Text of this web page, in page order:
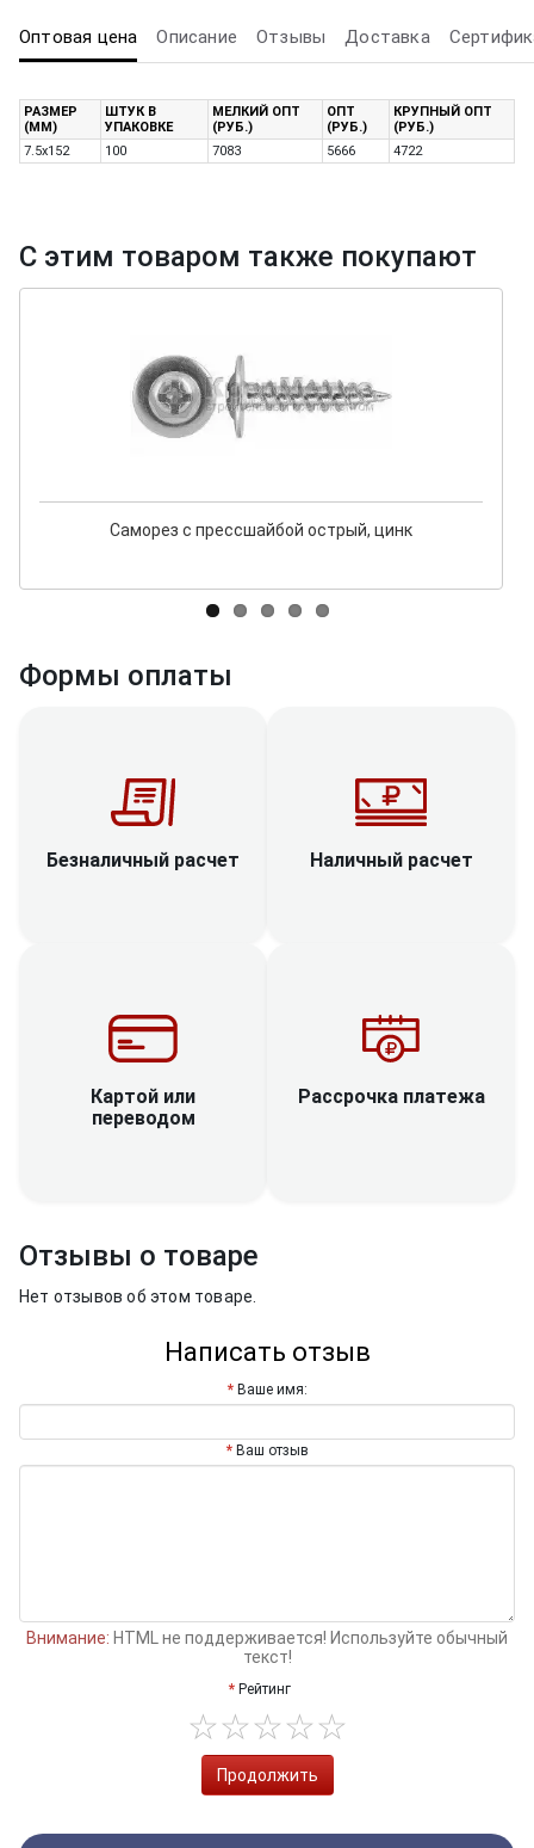
Оптовая цена Описание Отзывы Доставка
РАЗМЕР
(ММ)
ШТУК В
УПАКОВКЕ
МЕЛКИЙ ОПТ
(РУБ.)
ОПТ
(РУБ.)
КРУПНЫЙ ОПТ
(РУБ.)
7.5х152
100 7083 5666 4722
С этим товаром также покупают
Саморез с прессшайбой острый, цинк
Формы оплаты
Безналичный расчет Наличный расчет
Картой или
переводом
Рассрочка платежа
Отзывы о товаре
Нет отзывов об этом товаре.
Написать отзыв
Ваше имя:
Ваш отзыв
Внимание: HTML не поддерживается! Используйте обычный
текст!
Рейтинг
Продолжить